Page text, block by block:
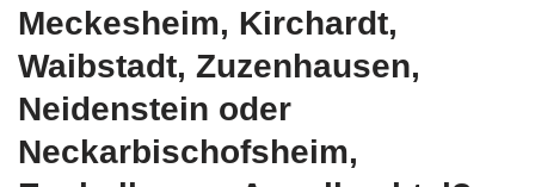
Meckesheim, Kirchardt,
Waibstadt, Zuzenhausen,
Neidenstein oder
Neckarbischofsheim,